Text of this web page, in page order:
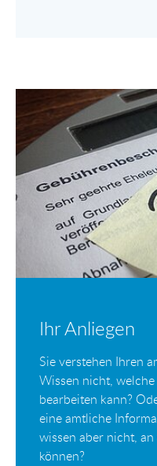
Ihr Anliegen
Sie verstehen Ihren
Wissen nicht,
bearbeiten kann?
eine amtliche
wissen aber nicht,
können?